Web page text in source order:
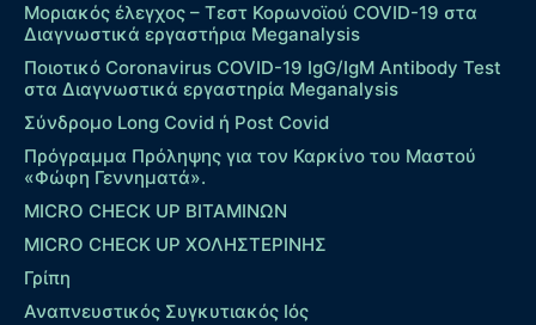
Μοριακός έλεγχος – Τεστ Κορωνοϊού COVID-19 στα
Διαγνωστικά εργαστήρια Meganalysis
Ποιοτικό Coronavirus COVID-19 IgG/IgM Antibody Test
στα Διαγνωστικά εργαστηρία Meganalysis
Σύνδρομο Long Covid ή Post Covid
Πρόγραμμα Πρόληψης για τον Καρκίνο του Μαστού
«Φώφη Γεννηματά».
MICRO CHECK UP ΒΙΤΑΜΙΝΩΝ
MICRO CHECK UP ΧΟΛΗΣΤΕΡΙΝΗΣ
Γρίπη
Αναπνευστικός Συγκυτιακός Ιός